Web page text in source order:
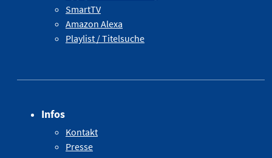
SmartTV
Amazon Alexa
Playlist / Titelsuche
Infos
Kontakt
Presse